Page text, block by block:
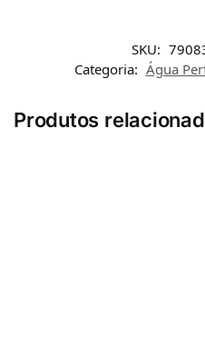
SKU:
Categoria: Água
Produtos